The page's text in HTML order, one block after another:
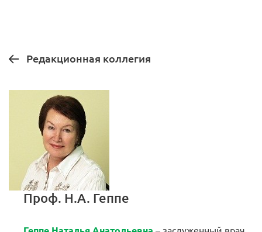
Редакционная коллегия
Проф. Н.А. Геппе